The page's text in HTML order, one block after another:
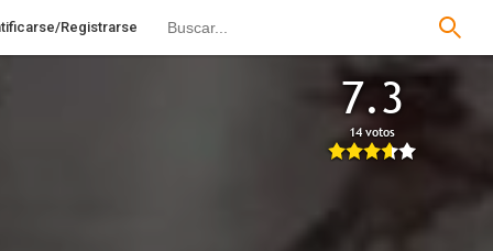
Registrarse
7.3
14 votos